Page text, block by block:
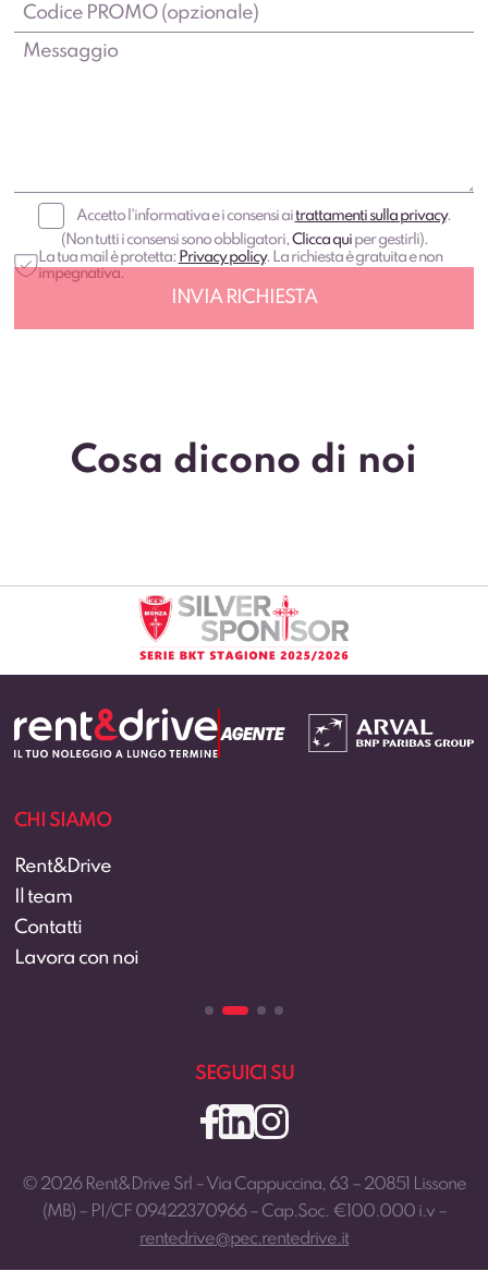
Accetto l'informativa e i consensi aitrattamenti sulla privacy.
(Non tutti i consensi sono obbligatori,Clicca quiper gestirli).
La tua mail è protetta: Privacy policy. La richiesta è gratuita e non
impegnativa.
Cosa dicono di noi
CHI SIAMO
Rent&Drive
Il team
Contatti
Lavora con noi
SEGUICI SU
© 2026 Rent&Drive Srl – Via Cappuccina, 63 – 20851 Lissone
(MB) – PI/CF 09422370966 – Cap.Soc. €100.000 i.v –
rentedrive@pec.rentedrive.it